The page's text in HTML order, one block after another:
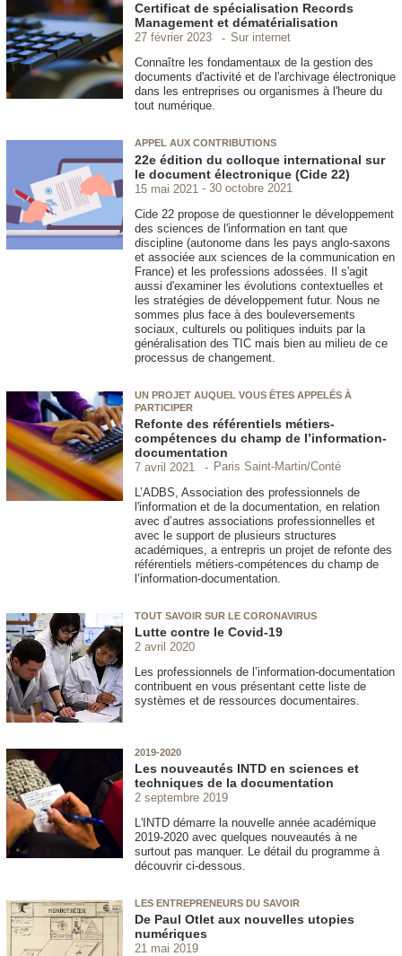
Certificat de spécialisation Records
Management et dématérialisation
27 février 2023
Sur internet
Connaître les fondamentaux de la gestion des
documents d'activité et de l'archivage électronique
dans les entreprises ou organismes à l'heure du
tout numérique.
APPEL AUX CONTRIBUTIONS
22e édition du colloque international sur
le document électronique (Cide 22)
15 mai 2021
30 octobre 2021
Cide 22 propose de questionner le développement
des sciences de l'information en tant que
discipline (autonome dans les pays anglo-saxons
et associée aux sciences de la communication en
France) et les professions adossées. Il s'agit
aussi d'examiner les évolutions contextuelles et
les stratégies de développement futur. Nous ne
sommes plus face à des bouleversements
sociaux, culturels ou politiques induits par la
généralisation des TIC mais bien au milieu de ce
processus de changement.
UN PROJET AUQUEL VOUS ÊTES APPELÉS À
PARTICIPER
Refonte des référentiels métiers-
compétences du champ de l’information-
documentation
7 avril 2021
Paris Saint-Martin/Conté
L’ADBS, Association des professionnels de
l'information et de la documentation, en relation
avec d’autres associations professionnelles et
avec le support de plusieurs structures
académiques, a entrepris un projet de refonte des
référentiels métiers-compétences du champ de
l’information-documentation.
TOUT SAVOIR SUR LE CORONAVIRUS
Lutte contre le Covid-19
2 avril 2020
Les professionnels de l’information-documentation
contribuent en vous présentant cette liste de
systèmes et de ressources documentaires.
2019-2020
Les nouveautés INTD en sciences et
techniques de la documentation
2 septembre 2019
L'INTD démarre la nouvelle année académique
2019-2020 avec quelques nouveautés à ne
surtout pas manquer. Le détail du programme à
découvrir ci-dessous.
LES ENTREPRENEURS DU SAVOIR
De Paul Otlet aux nouvelles utopies
numériques
21 mai 2019